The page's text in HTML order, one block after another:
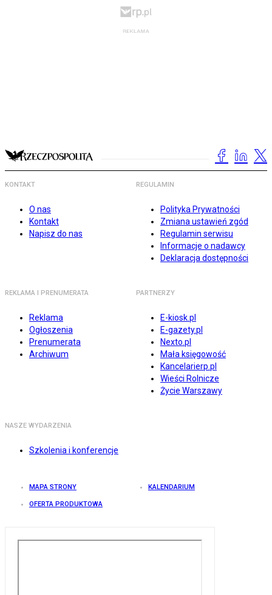
KONTAKT
O nas
Kontakt
Napisz do nas
REGULAMIN
Polityka Prywatności
Zmiana ustawień zgód
Regulamin serwisu
Informacje o nadawcy
Deklaracja dostępności
REKLAMA I PRENUMERATA
Reklama
Ogłoszenia
Prenumerata
Archiwum
PARTNERZY
E-kiosk.pl
E-gazety.pl
Nexto.pl
Mała księgowość
Kancelarierp.pl
Wieści Rolnicze
Życie Warszawy
NASZE WYDARZENIA
Szkolenia i konferencje
MAPA STRONY KALENDARIUM
OFERTA PRODUKTOWA